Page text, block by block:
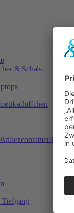
& Schals
& mehr
Tiefgang